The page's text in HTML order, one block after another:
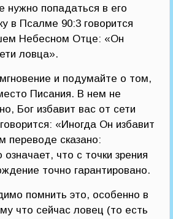
нужно попадаться в его
в Псалме 90:3 говорится
Небесном Отце: «Он
ловца».
и подумайте о том,
Писания. В нем не
Бог избавит вас от сети
«Иногда Он избавит
переводе сказано:
что с точки зрения
точно гарантировано.
помнить это, особенно в
что сейчас ловец (то есть